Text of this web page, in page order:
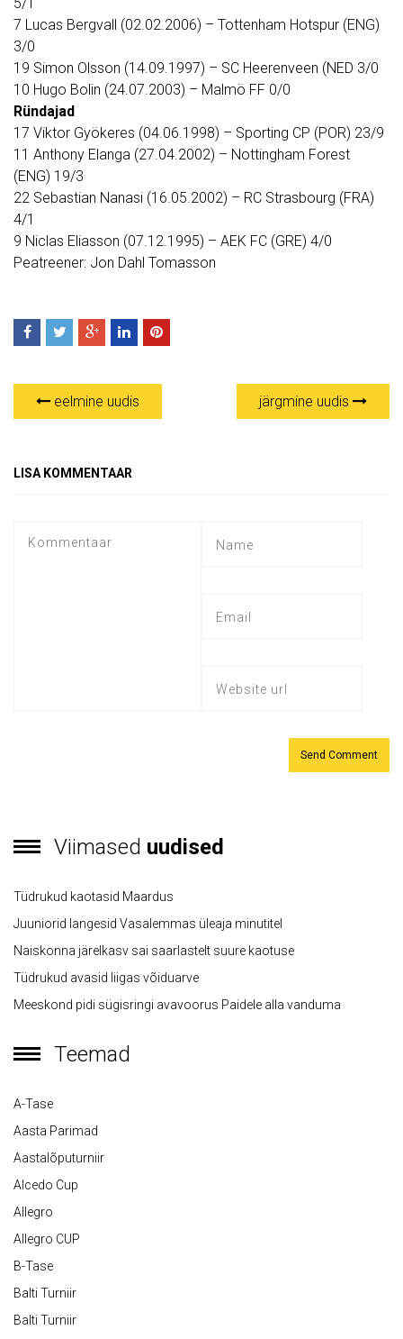
7 Lucas Bergvall (02.02.2006) – Tottenham Hotspur (ENG)
3/0
19 Simon Olsson (14.09.1997) – SC Heerenveen (NED 3/0
10 Hugo Bolin (24.07.2003) – Malmö FF 0/0
Ründajad
17 Viktor Gyökeres (04.06.1998) – Sporting CP (POR) 23/9
11 Anthony Elanga (27.04.2002) – Nottingham Forest
(ENG) 19/3
22 Sebastian Nanasi (16.05.2002) – RC Strasbourg (FRA)
4/1
9 Niclas Eliasson (07.12.1995) – AEK FC (GRE) 4/0
Peatreener: Jon Dahl Tomasson
eelmine uudis järgmine uudis
LISA KOMMENTAAR
Viimased uudised
Tüdrukud kaotasid Maardus
Juuniorid langesid Vasalemmas üleaja minutitel
Naiskonna järelkasv sai saarlastelt suure kaotuse
Tüdrukud avasid liigas võiduarve
Meeskond pidi sügisringi avavoorus Paidele alla vanduma
Teemad
A-Tase
Aasta Parimad
Aastalõputurniir
Alcedo Cup
Allegro
Allegro CUP
B-Tase
Balti Turniir
Balti Turniir